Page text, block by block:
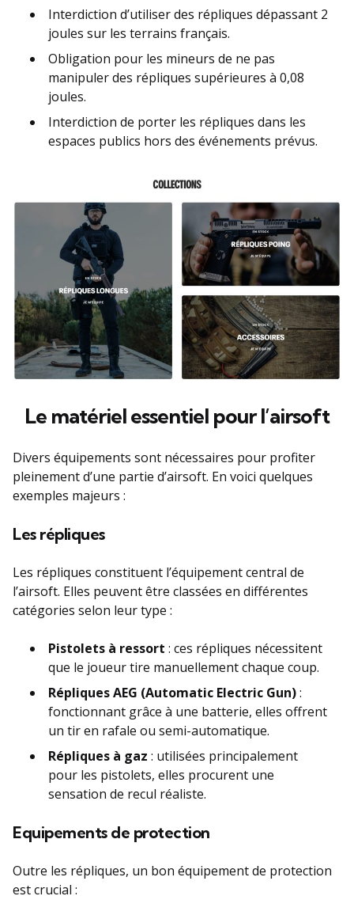
Interdiction d’utiliser des répliques dépassant 2
joules sur les terrains français.
Obligation pour les mineurs de ne pas
manipuler des répliques supérieures à 0,08
joules.
Interdiction de porter les répliques dans les
espaces publics hors des événements prévus.
Le matériel essentiel pour l’airsoft
Divers équipements sont nécessaires pour profiter
pleinement d’une partie d’airsoft. En voici quelques
exemples majeurs :
Les répliques
Les répliques constituent l’équipement central de
l’airsoft. Elles peuvent être classées en différentes
catégories selon leur type :
Pistolets à ressort : ces répliques nécessitent
que le joueur tire manuellement chaque coup.
Répliques AEG (Automatic Electric Gun):
fonctionnant grâce à une batterie, elles offrent
un tir en rafale ou semi-automatique.
Répliques à gaz : utilisées principalement
pour les pistolets, elles procurent une
sensation de recul réaliste.
Equipements de protection
Outre les répliques, un bon équipement de protection
est crucial :